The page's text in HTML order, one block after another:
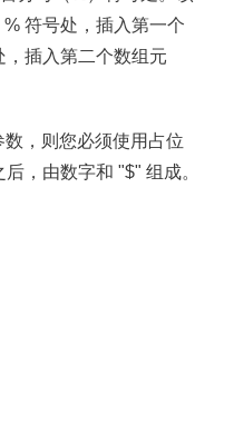
符号处，插入第一个
插入第二个数组元
数，则您必须使用占位
，由数字和 "$" 组成。